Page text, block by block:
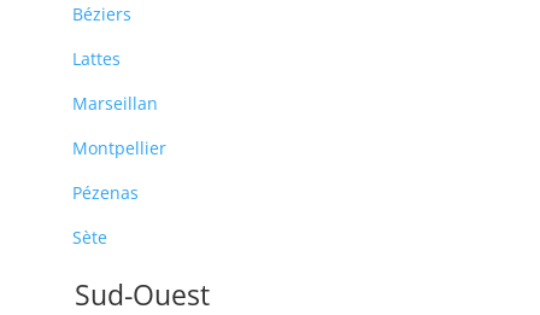
Béziers
Lattes
Marseillan
Montpellier
Pézenas
Sète
Sud-Ouest